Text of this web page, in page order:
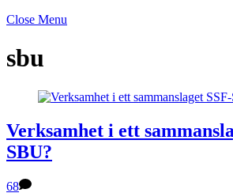
Close Menu
sbu
Verksamhet i ett
SBU?
68